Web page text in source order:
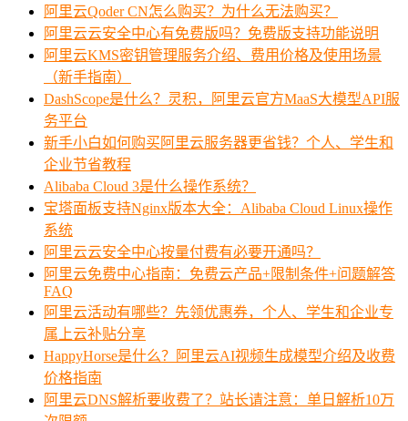
阿里云Qoder CN怎么购买？为什么无法购买？
阿里云云安全中心有免费版吗？免费版支持功能说明
阿里云KMS密钥管理服务介绍、费用价格及使用场景
（新手指南）
DashScope是什么？灵积，阿里云官方MaaS大模型API服
务平台
新手小白如何购买阿里云服务器更省钱？个人、学生和
企业节省教程
Alibaba Cloud 3是什么操作系统？
宝塔面板支持Nginx版本大全：Alibaba Cloud Linux操作
系统
阿里云云安全中心按量付费有必要开通吗？
阿里云免费中心指南：免费云产品+限制条件+问题解答
FAQ
阿里云活动有哪些？先领优惠券，个人、学生和企业专
属上云补贴分享
HappyHorse是什么？阿里云AI视频生成模型介绍及收费
价格指南
阿里云DNS解析要收费了？站长请注意：单日解析10万